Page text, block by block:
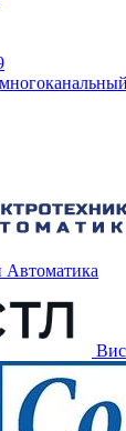
многоканальный
Автоматика